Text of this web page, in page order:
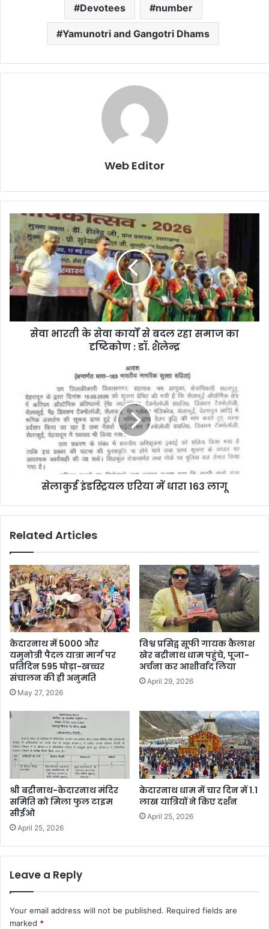
Devotees number
Yamunotri and Gangotri Dhams
Web Editor
सेवा भारती के सेवा कार्यों से बदल रहा समाज का
दृष्टिकोण : डॉ. शैलेन्द्र
सेलाकुई इंडस्ट्रियल एरिया में धारा 163 लागू
Related Articles
केदारनाथ में 5000 और
यमुनोत्री पैदल यात्रा मार्ग पर
प्रतिदिन 595 घोड़ा-खच्चर
संचालन की ही अनुमति
May 27, 2026
विश्व प्रसिद्व सूफी गायक कैलाश
खेर बद्रीनाथ धाम पहुंचे, पूजा-
अर्चना कर आशीर्वाद लिया
April 29, 2026
श्री बद्रीनाथ-केदारनाथ मंदिर
समिति को मिला फुल टाइम
सीईओ
April 25, 2026
केदारनाथ धाम में चार दिन में 1.1
लाख यात्रियों ने किए दर्शन
April 25, 2026
Leave a Reply
Your email address will not be published. Required fields are
marked *